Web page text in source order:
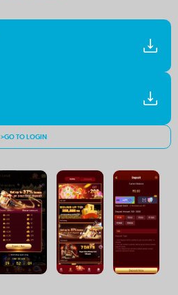
>GO TO LOGIN